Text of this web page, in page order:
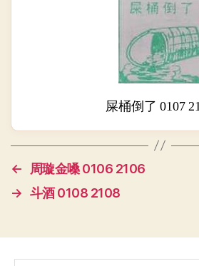
屎桶倒了 0107
←
周璇金嗓 0106 2106
→ 斗酒 0108 2108